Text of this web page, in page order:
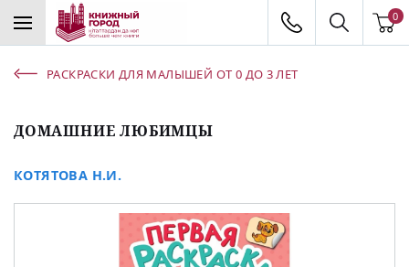
0
РАСКРАСКИ ДЛЯ МАЛЫШЕЙ ОТ 0 ДО 3 ЛЕТ
ДОМАШНИЕ ЛЮБИМЦЫ
КОТЯТОВА Н.И.